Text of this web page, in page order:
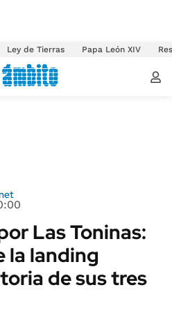
Ley de Tierras Papa León XIV
Las Toninas:
la landing
de sus tres